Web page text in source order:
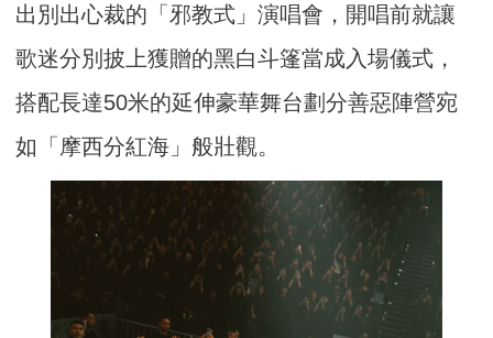
出別出心裁的「邪教式」演唱會，開唱前就讓
歌迷分別披上獲贈的黑白斗篷當成入場儀式，
搭配長達50米的延伸豪華舞台劃分善惡陣營宛
如「摩西分紅海」般壯觀。